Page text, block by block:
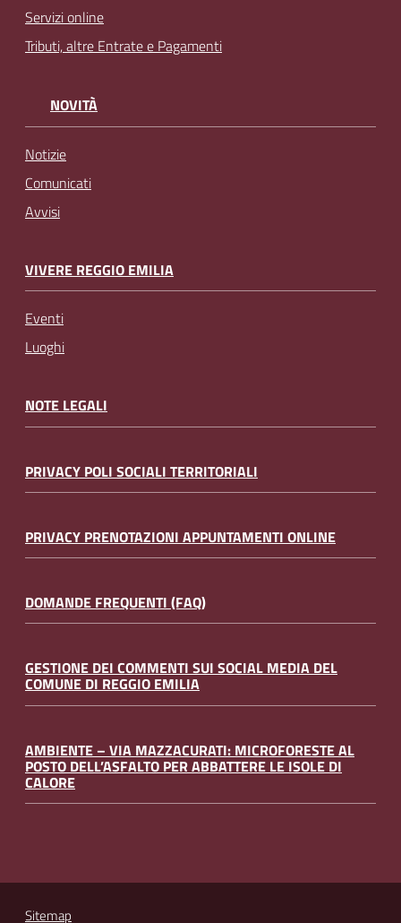
Servizi online
Tributi, altre Entrate e Pagamenti
NOVITÀ
Notizie
Comunicati
Avvisi
VIVERE REGGIO EMILIA
Eventi
Luoghi
NOTE LEGALI
PRIVACY POLI SOCIALI TERRITORIALI
PRIVACY PRENOTAZIONI APPUNTAMENTI ONLINE
DOMANDE FREQUENTI (FAQ)
GESTIONE DEI COMMENTI SUI SOCIAL MEDIA DEL
COMUNE DI REGGIO EMILIA
AMBIENTE – VIA MAZZACURATI: MICROFORESTE AL
POSTO DELL’ASFALTO PER ABBATTERE LE ISOLE DI
CALORE
Sitemap